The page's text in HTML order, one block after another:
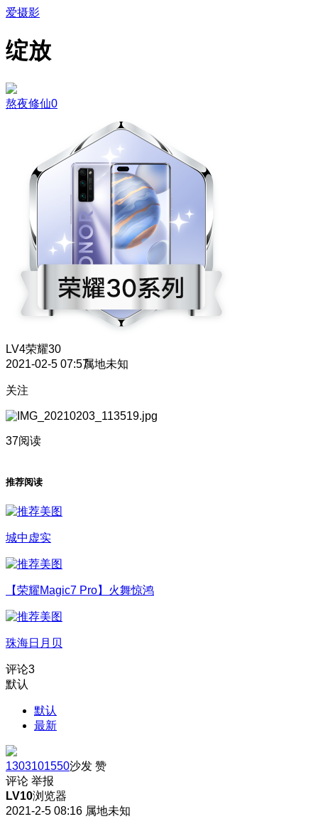
爱摄影
绽放
熬夜修仙0
LV4荣耀30
2021-02-5 07:57属地未知
关注
37阅读
推荐阅读
城中虚实
【荣耀Magic7 Pro】火舞惊鸿
珠海日月贝
评论3
默认
默认
最新
1303101550沙发 赞
评论 举报
LV10浏览器
2021-2-5 08:16 属地未知